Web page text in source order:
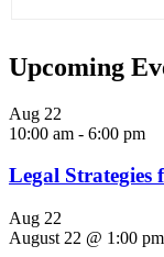
Upcoming
Aug 22
10:00 am - 6:00 pm
Legal
Aug 22
August 22 @ 1:00 pm